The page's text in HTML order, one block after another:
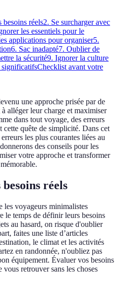
besoins réels2. Se surcharger avec
les essentiels pour le
applications pour organiser5.
6. Sac inadapté7. Oublier de
la sécurité9. Ignorer la culture
significatifsChecklist avant votre
une approche prisée par de
alléger leur charge et maximiser
dans tout voyage, des erreurs
quête de simplicité. Dans cet
les plus courantes liées au
des conseils pour les
votre approche et transformer
réels
les voyageurs minimalistes
le temps de définir leurs besoins
au hasard, on risque d'oublier
faites une liste d’articles
le climat et les activités
en randonnée, n'oubliez pas
équipement. Évaluer vos besoins
vous retrouver sans les choses